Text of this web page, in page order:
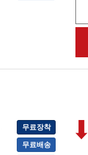
무료장착
무료배송